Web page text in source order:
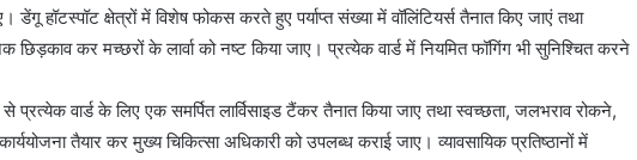
डेंगू हॉटस्पॉट क्षेत्रों में विशेष फोकस करते हुए पर्याप्त संख्या में वॉलिंटियर्स तैनात किए जाएं तथा
छिड़काव कर मच्छरों के लार्वा को नष्ट किया जाए। प्रत्येक वार्ड में नियमित फॉगिंग भी सुनिश्चित करने
प्रत्येक वार्ड के लिए एक समर्पित लार्विसाइड टैंकर तैनात किया जाए तथा स्वच्छता, जलभराव रोकने,
तैयार कर मुख्य चिकित्सा अधिकारी को उपलब्ध कराई जाए। व्यावसायिक प्रतिष्ठानों में